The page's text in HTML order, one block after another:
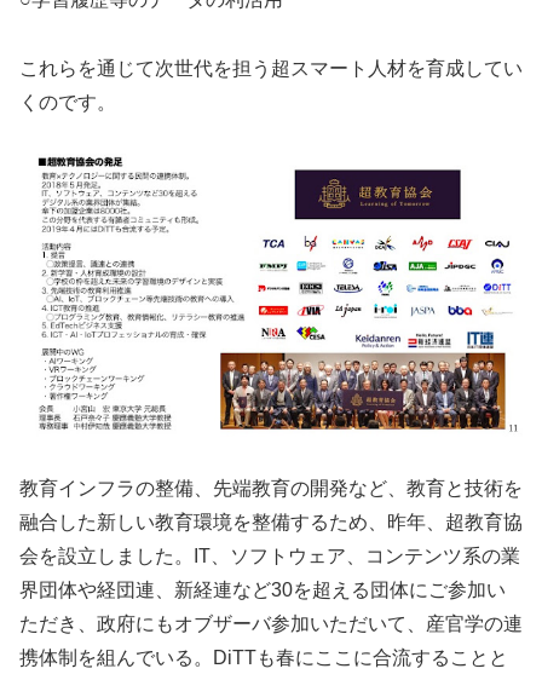
これらを通じて次世代を担う超スマート人材を育成してい
くのです。
教育インフラの整備、先端教育の開発など、教育と技術を
融合した新しい教育環境を整備するため、昨年、超教育協
会を設立しました。IT、ソフトウェア、コンテンツ系の業
界団体や経団連、新経連など30を超える団体にご参加い
ただき、政府にもオブザーバ参加いただいて、産官学の連
携体制を組んでいる。DiTTも春にここに合流することと